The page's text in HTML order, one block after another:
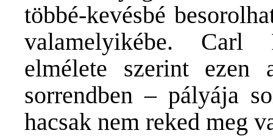
többé-kevésbé
valamelyikébe. Carl
elmélete szerint
sorrendben – pályája
hacsak nem reked meg